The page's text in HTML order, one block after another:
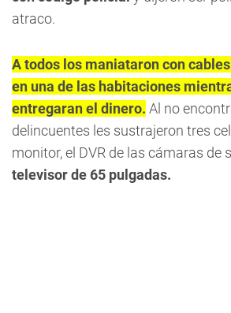
atraco.
A todos los maniataron con
en una de las habitaciones
entregaran el dinero. Al no
delincuentes les sustrajeron tres
monitor, el DVR de las cámaras de
televisor de 65 pulgadas.